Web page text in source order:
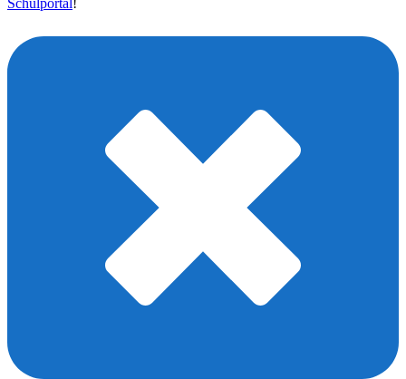
Schulportal!